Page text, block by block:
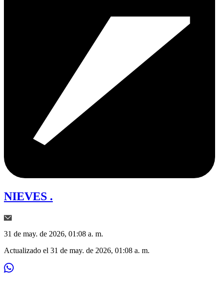
NIEVES .
31 de may. de 2026, 01:08 a. m.
Actualizado el 31 de may. de 2026, 01:08 a. m.